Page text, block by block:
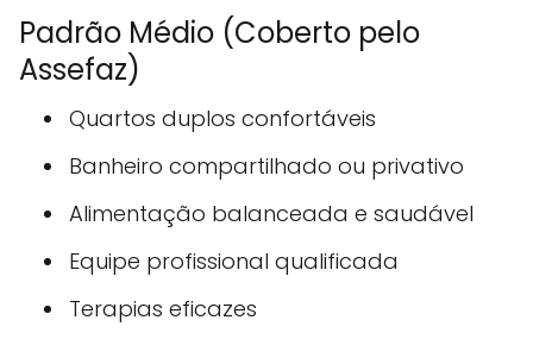
Padrão Médio (Coberto pelo
Assefaz)
Quartos duplos confortáveis
Banheiro compartilhado ou privativo
Alimentação balanceada e saudável
Equipe profissional qualificada
Terapias eficazes